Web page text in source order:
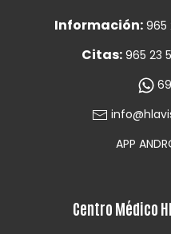
Información: 965
Citas: 965 23
APP
Centro Médico